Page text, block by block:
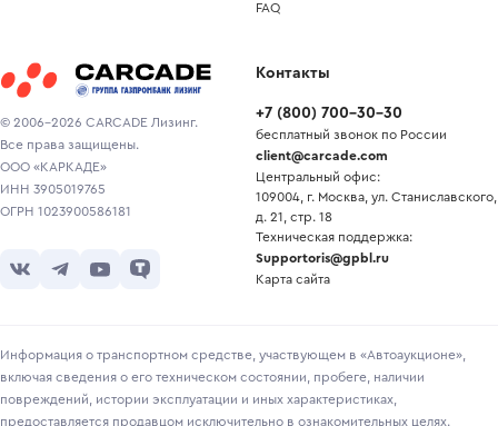
© 2006-2026 CARCADE Лизинг.
Все права защищены.
ООО «КАРКАДЕ»
ИНН 3905019765
ОГРН 1023900586181
FAQ
Контакты
+7 (800) 700-30-30
бесплатный звонок по России
client@carcade.com
Центральный офис:
109004, г. Москва, ул. Станиславского,
д. 21, стр. 18
Техническая поддержка:
Supportoris@gpbl.ru
Карта сайта
Информация о транспортном средстве, участвующем в «Автоаукционе»,
включая сведения о его техническом состоянии, пробеге, наличии
повреждений, истории эксплуатации и иных характеристиках,
предоставляется продавцом исключительно в ознакомительных целях.